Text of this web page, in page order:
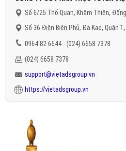
Số 6/25 Thổ Quan, Khâm Thiên,
Số 36 Điện Biên Phủ, Đa Kao, Quận 1,
0964 82 6644 - (024) 6658 7378
(024) 6658 7378
support@vietadsgroup.vn
https://vietadsgroup.vn